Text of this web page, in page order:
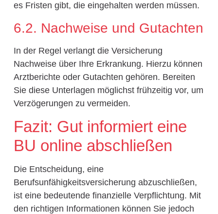
es Fristen gibt, die eingehalten werden müssen.
6.2. Nachweise und Gutachten
In der Regel verlangt die Versicherung
Nachweise über Ihre Erkrankung. Hierzu können
Arztberichte oder Gutachten gehören. Bereiten
Sie diese Unterlagen möglichst frühzeitig vor, um
Verzögerungen zu vermeiden.
Fazit: Gut informiert eine
BU online abschließen
Die Entscheidung, eine
Berufsunfähigkeitsversicherung abzuschließen,
ist eine bedeutende finanzielle Verpflichtung. Mit
den richtigen Informationen können Sie jedoch